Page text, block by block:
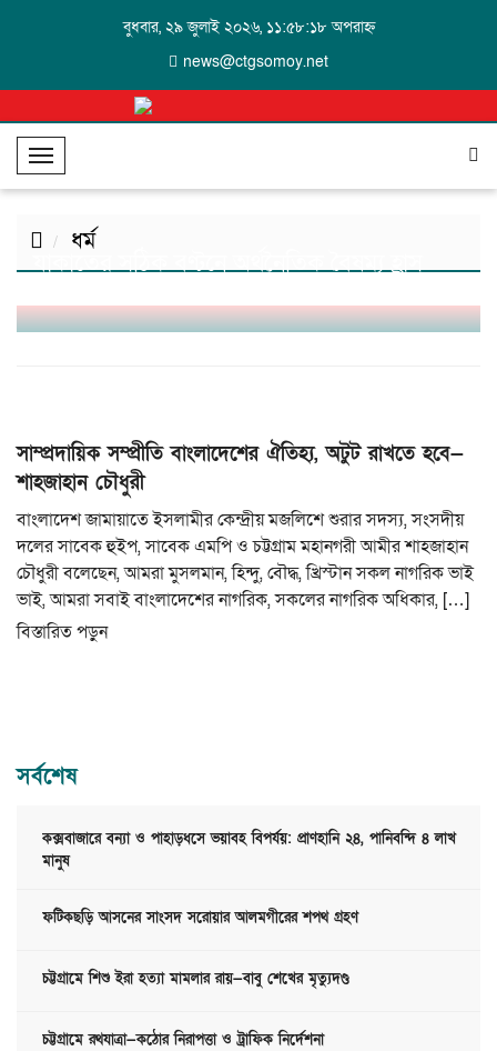
বুধবার, ২৯ জুলাই ২০২৬, ১১:৫৮:১৮ অপরাহ্ন
news@ctgsomoy.net
T
o
g
l
N
a
t
o
n
ধর্ম
যাকাতের সঠিক বণ্টনে অর্থনৈতিক বৈষম্য হ্রাস
সাম্প্রদায়িক সম্প্রীতি বাংলাদেশের ঐতিহ্য, অটুট রাখতে হবে—
শাহজাহান চৌধুরী
বাংলাদেশ জামায়াতে ইসলামীর কেন্দ্রীয় মজলিশে শুরার সদস্য, সংসদীয়
দলের সাবেক হুইপ, সাবেক এমপি ও চট্টগ্রাম মহানগরী আমীর শাহজাহান
চৌধুরী বলেছেন, আমরা মুসলমান, হিন্দু, বৌদ্ধ, খ্রিস্টান সকল নাগরিক ভাই
ভাই, আমরা সবাই বাংলাদেশের নাগরিক, সকলের নাগরিক অধিকার, […]
বিস্তারিত পড়ুন
সর্বশেষ
কক্সবাজারে বন্যা ও পাহাড়ধসে ভয়াবহ বিপর্যয়: প্রাণহানি ২৪, পানিবন্দি ৪ লাখ
মানুষ
ফটিকছড়ি আসনের সাংসদ সরোয়ার আলমগীরের শপথ গ্রহণ
চট্টগ্রামে শিশু ইরা হত্যা মামলার রায়—বাবু শেখের মৃত্যুদণ্ড
চট্টগ্রামে রথযাত্রা—কঠোর নিরাপত্তা ও ট্রাফিক নির্দেশনা